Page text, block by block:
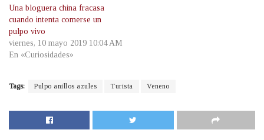
Una bloguera china fracasa
cuando intenta comerse un
pulpo vivo
viernes, 10 mayo 2019 10:04 AM
En «Curiosidades»
Tags: Pulpo anillos azules Turista Veneno